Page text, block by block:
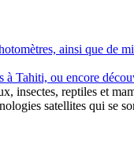
ainsi que de
à Tahiti, ou encore
insectes, reptiles et
satellites qui se